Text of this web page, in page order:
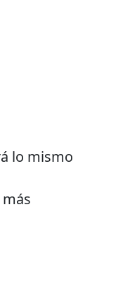
lo mismo